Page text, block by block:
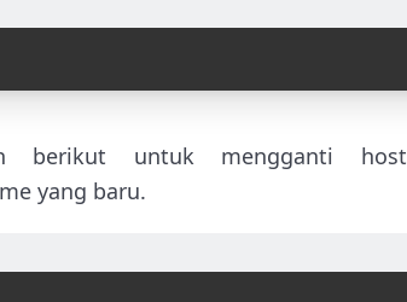
berikut untuk mengganti
yang baru.